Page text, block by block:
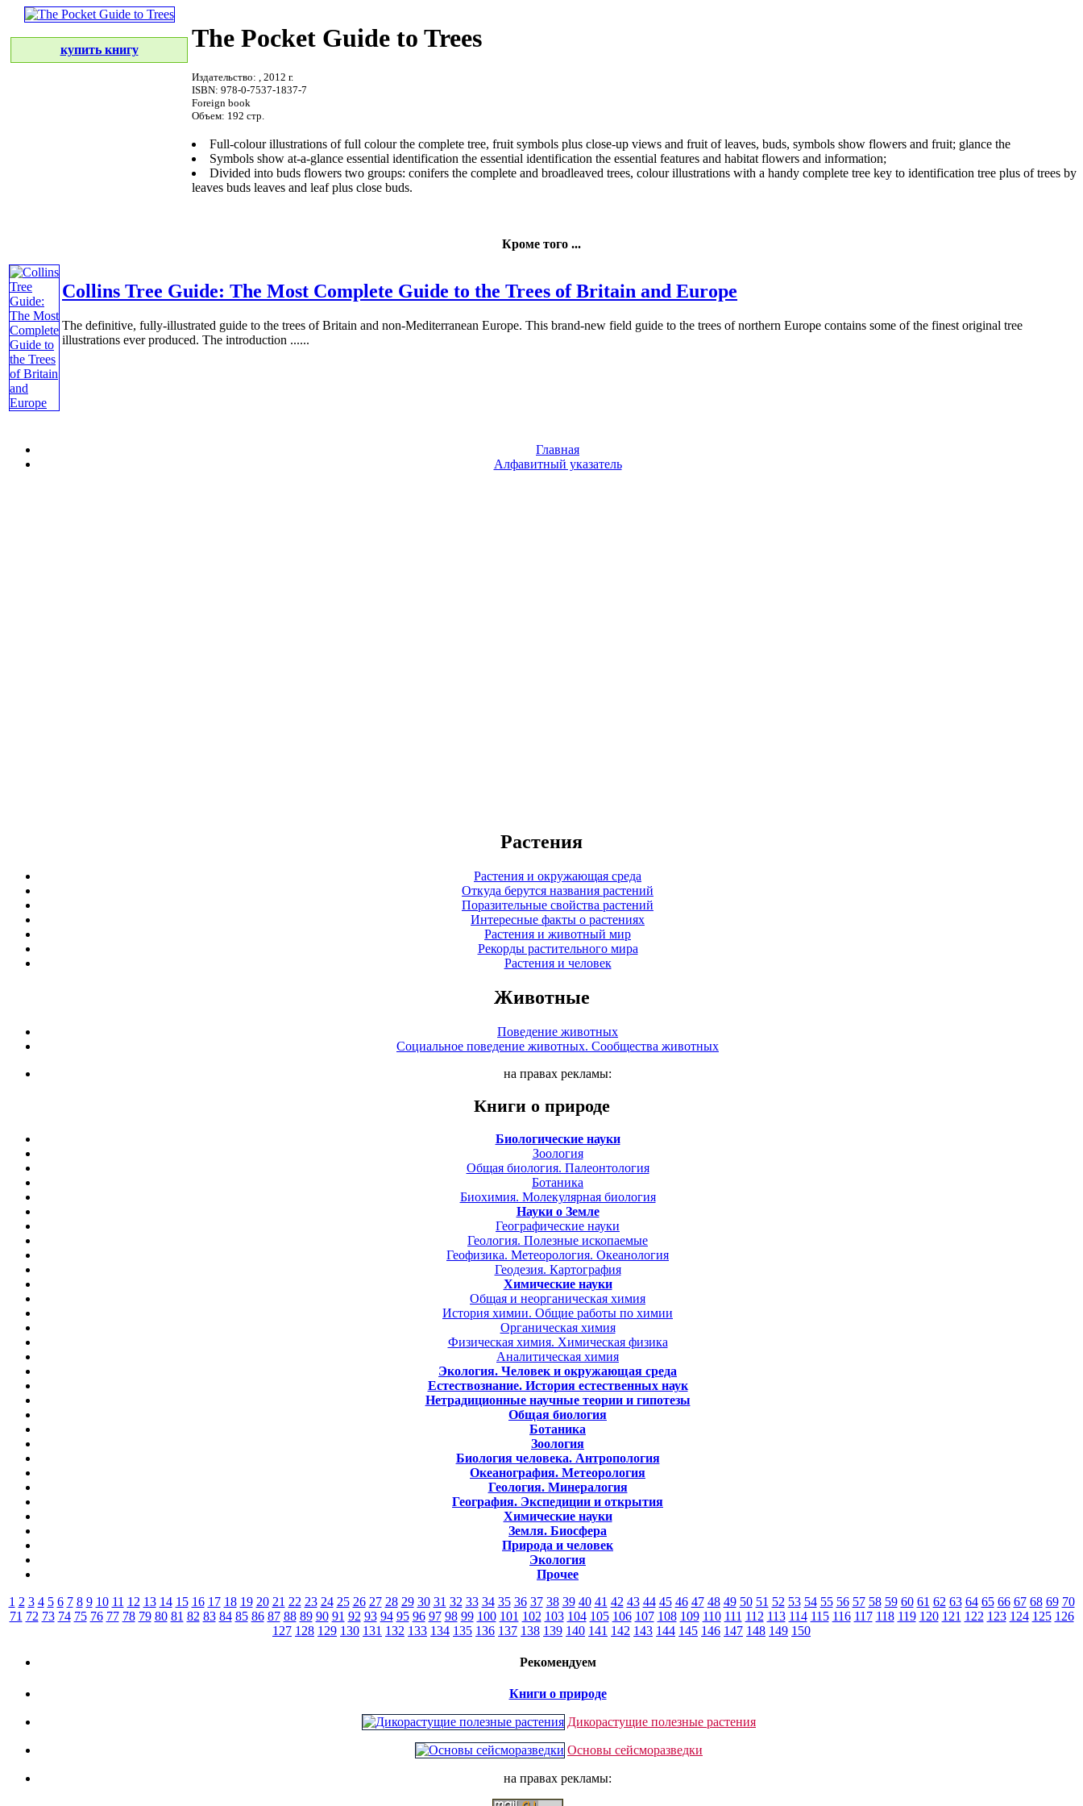
купить книгу The Pocket Guide to Trees
Издательство:
, 2012 г.
ISBN: 978-0-7537-1837-7
Foreign book
Объем: 192 стр.
Full-colour illustrations offull colourthe complete tree, fruit symbols plus close-up views and fruit of leaves, buds, symbols show flowers and fruit; glance the
Symbols show at-a-glance essential identification the essential identification the essential features and habitat flowers and information;
Divided into buds flowers two groups: conifers the complete and broadleaved trees, colour illustrations with a handy complete tree key to identification tree plus of trees by
leaves buds leaves and leafplus close buds.
Кроме того ...
Collins Tree Guide: The Most Complete Guide to the Trees of Britain and Europe
The definitive, fully-illustrated guide to the trees of Britain and non-Mediterranean Europe. This brand-new field guide to the trees of northern Europe contains some of the finest original tree
illustrations ever produced. The introduction ......
Главная
Алфавитный указатель
Растения
Растения и окружающая среда
Откуда берутся названия растений
Поразительные свойства растений
Интересные факты о растениях
Растения и животный мир
Рекорды растительного мира
Растения и человек
Животные
Поведение животных
Социальное поведение животных. Сообщества животных
на правах рекламы:
Книги о природе
Биологические науки
Зоология
Общая биология. Палеонтология
Ботаника
Биохимия. Молекулярная биология
Науки о Земле
Географические науки
Геология. Полезные ископаемые
Геофизика. Метеорология. Океанология
Геодезия. Картография
Химические науки
Общая и неорганическая химия
История химии. Общие работы по химии
Органическая химия
Физическая химия. Химическая физика
Аналитическая химия
Экология. Человек и окружающая среда
Естествознание. История естественных наук
Нетрадиционные научные теории и гипотезы
Общая биология
Ботаника
Зоология
Биология человека. Антропология
Океанография. Метеорология
Геология. Минералогия
География. Экспедиции и открытия
Химические науки
Земля. Биосфера
Природа и человек
Экология
Прочее
1 2 3 4 5 6 7 8 9 10 11 12 13 14 15 16 17 18 19 20 21 22 23 24 25 26 27 28 29 30 31 32 33 34 35 36 37 38 39 40 41 42 43 44 45 46 47 48 49 50 51 52 53 54 55 56 57 58 59 60 61 62 63 64 65 66 67 68 69 70
71 72 73 74 75 76 77 78 79 80 81 82 83 84 85 86 87 88 89 90 91 92 93 94 95 96 97 98 99 100 101 102 103 104 105 106 107 108 109 110 111 112 113 114 115 116 117 118 119 120 121 122 123 124 125 126
127 128 129 130 131 132 133 134 135 136 137 138 139 140 141 142 143 144 145 146 147 148 149 150
Рекомендуем
Книги о природе
Дикорастущие полезные растения
Основы сейсморазведки
на правах рекламы: